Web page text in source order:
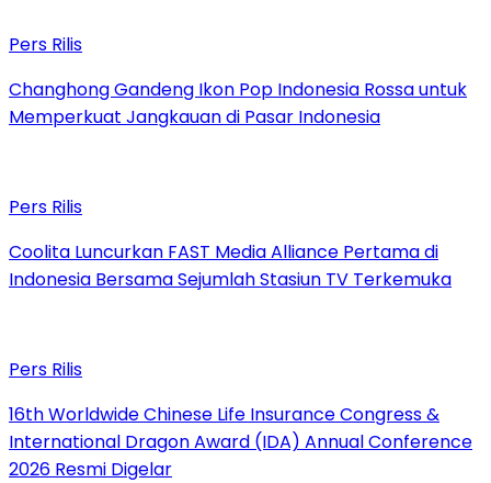
Pers Rilis
Changhong Gandeng Ikon Pop Indonesia Rossa untuk
Memperkuat Jangkauan di Pasar Indonesia
Pers Rilis
Coolita Luncurkan FAST Media Alliance Pertama di
Indonesia Bersama Sejumlah Stasiun TV Terkemuka
Pers Rilis
16th Worldwide Chinese Life Insurance Congress &
International Dragon Award (IDA) Annual Conference
2026 Resmi Digelar